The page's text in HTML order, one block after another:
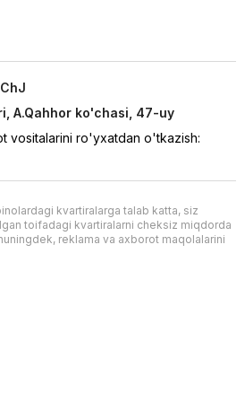
A.Qahhor ko'chasi, 47-uy
vositalarini ro'yxatdan o'tkazish:
kvartiralarga talab katta, siz
toifadagi kvartiralarni cheksiz miqdorda
reklama va axborot maqolalarini